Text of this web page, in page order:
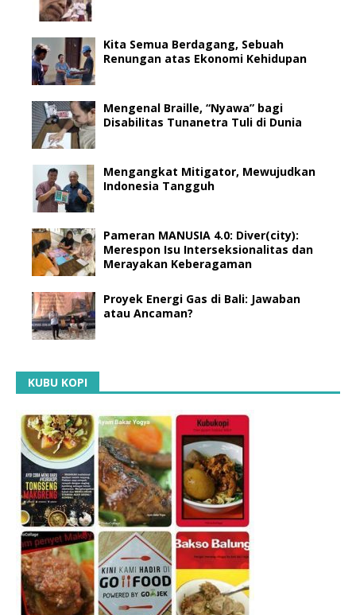
Kita Semua Berdagang, Sebuah
Renungan atas Ekonomi Kehidupan
Mengenal Braille, “Nyawa” bagi
Disabilitas Tunanetra Tuli di Dunia
Mengangkat Mitigator, Mewujudkan
Indonesia Tangguh
Pameran MANUSIA 4.0: Diver(city):
Merespon Isu Interseksionalitas dan
Merayakan Keberagaman
Proyek Energi Gas di Bali: Jawaban
atau Ancaman?
KUBU KOPI